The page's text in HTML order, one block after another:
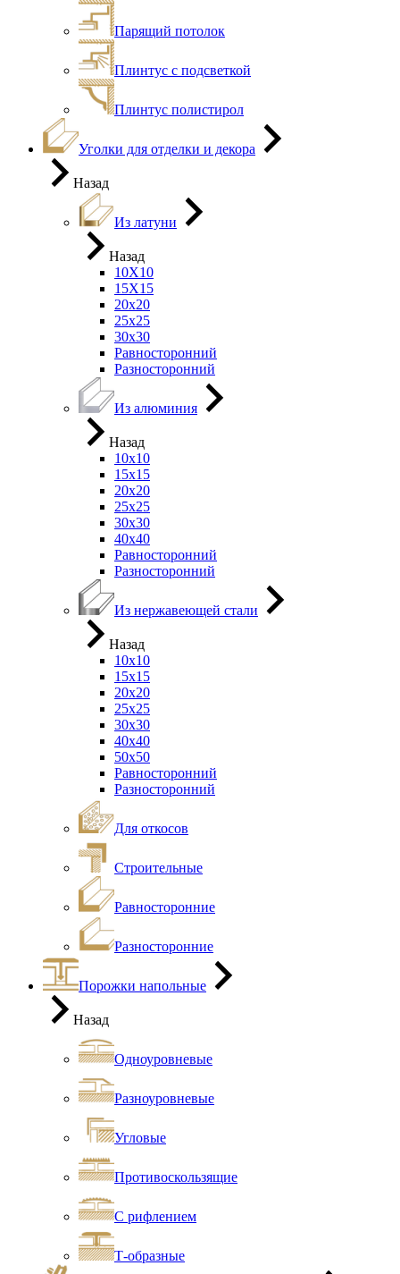
Парящий потолок
Плинтус с подсветкой
Плинтус полистирол
Уголки для отделки и декора
Назад
Из латуни
Назад
10Х10
15Х15
20х20
25х25
30х30
Равносторонний
Разносторонний
Из алюминия
Назад
10х10
15х15
20х20
25х25
30х30
40х40
Равносторонний
Разносторонний
Из нержавеющей стали
Назад
10х10
15х15
20х20
25х25
30х30
40х40
50х50
Равносторонний
Разносторонний
Для откосов
Строительные
Равносторонние
Разносторонние
Порожки напольные
Назад
Одноуровневые
Разноуровневые
Угловые
Противоскользящие
С рифлением
Т-образные